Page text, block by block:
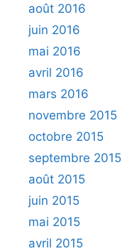
août 2016
juin 2016
mai 2016
avril 2016
mars 2016
novembre 2015
octobre 2015
septembre 2015
août 2015
juin 2015
mai 2015
avril 2015